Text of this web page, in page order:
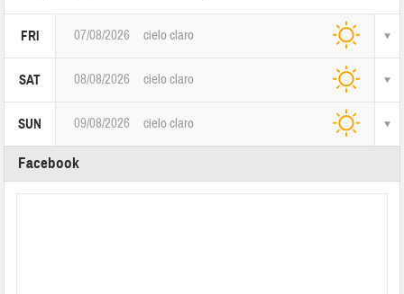
FRI 07/08/2026 cielo claro
SAT 08/08/2026 cielo claro
SUN 09/08/2026 cielo claro
Facebook